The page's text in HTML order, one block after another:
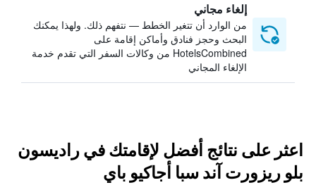
إلغاء مجاني
من الوارد أن تتغير الخطط — نتفهم ذلك. ولهذا يمكنك
البحث وحجز فنادق وأماكن إقامة على
HotelsCombined من وكالات السفر التي تقدم خدمة
الإلغاء المجاني
اعثر على نتائج أفضل لإقامتك في راديسون
بلو ريزورت آند سبا أجاكيو باي